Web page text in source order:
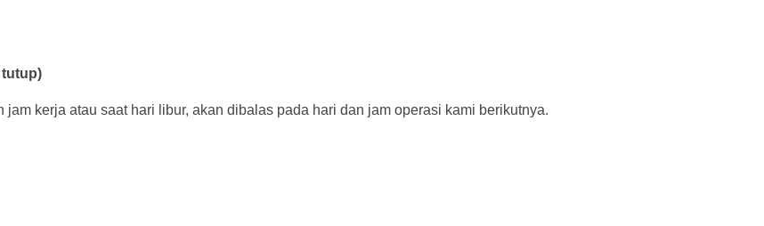
tutup)
kerja atau saat hari libur, akan dibalas pada hari dan jam operasi kami berikutnya.